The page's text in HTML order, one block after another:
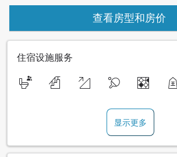
查看房型和房价
住宿设施服务
显示更多